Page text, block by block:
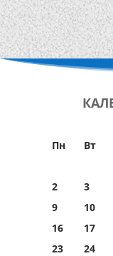
Пн Вт
2
3
9
10
16
17
23
24